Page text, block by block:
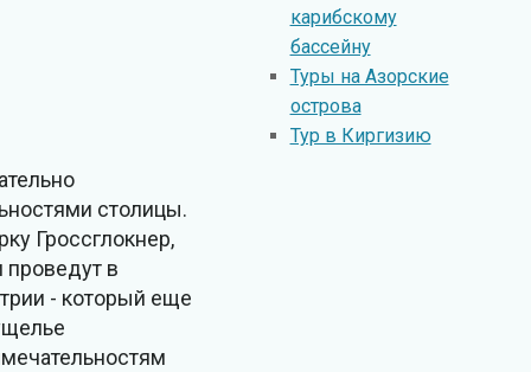
столицы.
Гроссглокнер,
проведут в
- который еще
карибскому
бассейну
Туры на Азорские
острова
Тур в Киргизию